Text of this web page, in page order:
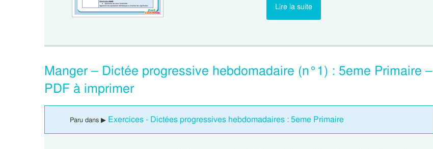
Lire la suite
Manger – Dictée progressive hebdomadaire (n°1) : 5eme Primaire –
PDF à imprimer
Paru dans ▶ Exercices - Dictées progressives hebdomadaires : 5eme Primaire